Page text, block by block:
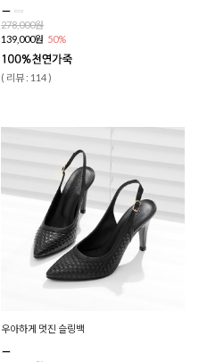
278,000원
139,000원 50%
( 리뷰 : 114 )
우아하게 멋진 슬링백